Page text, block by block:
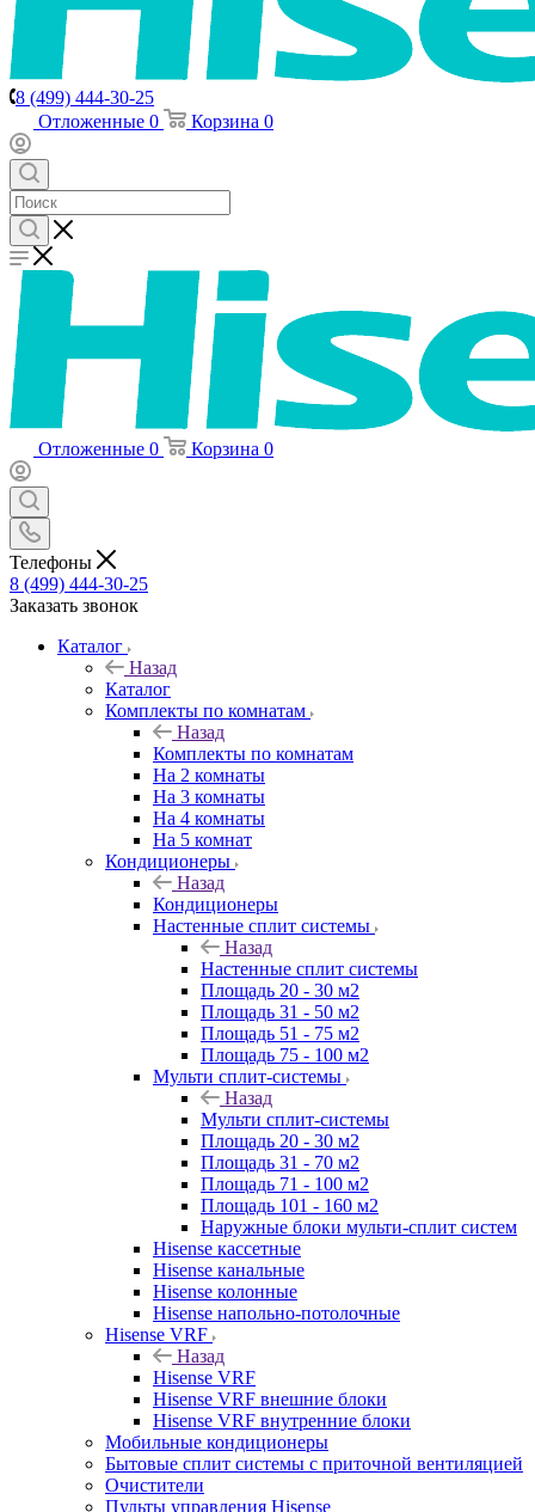
8 (499) 444-30-25
Отложенные 0 Корзина 0
Отложенные 0 Корзина 0
Телефоны
8 (499) 444-30-25
Заказать звонок
Каталог
Назад
Каталог
Комплекты по комнатам
Назад
Комплекты по комнатам
На 2 комнаты
На 3 комнаты
На 4 комнаты
На 5 комнат
Кондиционеры
Назад
Кондиционеры
Настенные сплит системы
Назад
Настенные сплит системы
Площадь 20 - 30 м2
Площадь 31 - 50 м2
Площадь 51 - 75 м2
Площадь 75 - 100 м2
Мульти сплит-системы
Назад
Мульти сплит-системы
Площадь 20 - 30 м2
Площадь 31 - 70 м2
Площадь 71 - 100 м2
Площадь 101 - 160 м2
Наружные блоки мульти-сплит систем
Hisense кассетные
Hisense канальные
Hisense колонные
Hisense напольно-потолочные
Hisense VRF
Назад
Hisense VRF
Hisense VRF внешние блоки
Hisense VRF внутренние блоки
Мобильные кондиционеры
Бытовые сплит системы с приточной вентиляцией
Очистители
Пульты управления Hisense